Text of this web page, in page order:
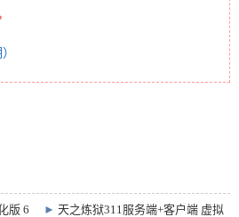
版 6
►天之炼狱311服务端+客户端 虚拟